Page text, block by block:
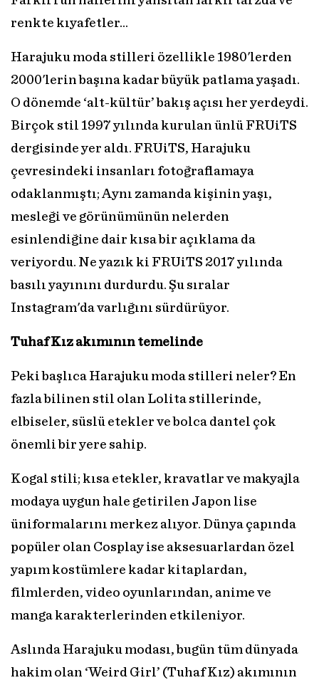
renkte kıyafetler…
Harajuku moda stilleri özellikle 1980'lerden
2000'lerin başına kadar büyük patlama yaşadı.
O dönemde ‘alt-kültür’ bakış açısı her yerdeydi.
Birçok stil 1997 yılında kurulan ünlü FRUiTS
dergisinde yer aldı. FRUiTS, Harajuku
çevresindeki insanları fotoğraflamaya
odaklanmıştı; Aynı zamanda kişinin yaşı,
mesleği ve görünümünün nelerden
esinlendiğine dair kısa bir açıklama da
veriyordu. Ne yazık ki FRUiTS 2017 yılında
basılı yayınını durdurdu. Şu sıralar
Instagram'da varlığını sürdürüyor.
Tuhaf Kız akımının temelinde
Peki başlıca Harajuku moda stilleri neler? En
fazla bilinen stil olan Lolita stillerinde,
elbiseler, süslü etekler ve bolca dantel çok
önemli bir yere sahip.
Kogal stili; kısa etekler, kravatlar ve makyajla
modaya uygun hale getirilen Japon lise
üniformalarını merkez alıyor. Dünya çapında
popüler olan Cosplay ise aksesuarlardan özel
yapım kostümlere kadar kitaplardan,
filmlerden, video oyunlarından, anime ve
manga karakterlerinden etkileniyor.
Aslında Harajuku modası, bugün tüm dünyada
hakim olan ‘Weird Girl’ (Tuhaf Kız) akımının